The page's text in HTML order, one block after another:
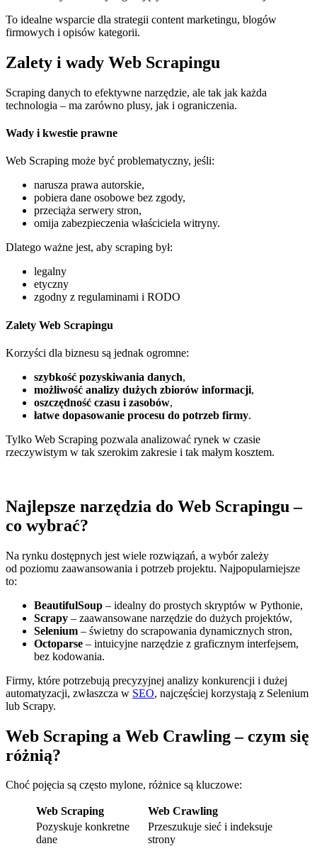
To idealne wsparcie dla strategii content marketingu, blogów
firmowych i opisów kategorii.
Zalety i wady Web Scrapingu
Scraping danych to efektywne narzędzie, ale tak jak każda
technologia – ma zarówno plusy, jak i ograniczenia.
Wady i kwestie prawne
Web Scraping może być problematyczny, jeśli:
narusza prawa autorskie,
pobiera dane osobowe bez zgody,
przeciąża serwery stron,
omija zabezpieczenia właściciela witryny.
Dlatego ważne jest, aby scraping był:
legalny
etyczny
zgodny z regulaminami i RODO
Zalety Web Scrapingu
Korzyści dla biznesu są jednak ogromne:
szybkość pozyskiwania danych,
możliwość analizy dużych zbiorów informacji,
oszczędność czasu i zasobów,
łatwe dopasowanie procesu do potrzeb firmy.
Tylko Web Scraping pozwala analizować rynek w czasie
rzeczywistym w tak szerokim zakresie i tak małym kosztem.
Najlepsze narzędzia do Web Scrapingu –
co wybrać?
Na rynku dostępnych jest wiele rozwiązań, a wybór zależy
od poziomu zaawansowania i potrzeb projektu. Najpopularniejsze
to:
BeautifulSoup – idealny do prostych skryptów w Pythonie,
Scrapy – zaawansowane narzędzie do dużych projektów,
Selenium – świetny do scrapowania dynamicznych stron,
Octoparse – intuicyjne narzędzie z graficznym interfejsem,
bez kodowania.
Firmy, które potrzebują precyzyjnej analizy konkurencji i dużej
automatyzacji, zwłaszcza w SEO, najczęściej korzystają z Selenium
lub Scrapy.
Web Scraping a Web Crawling – czym się
różnią?
Choć pojęcia są często mylone, różnice są kluczowe:
Web Scraping
Web Crawling
Pozyskuje konkretne
dane
Przeszukuje sieć i indeksuje
strony